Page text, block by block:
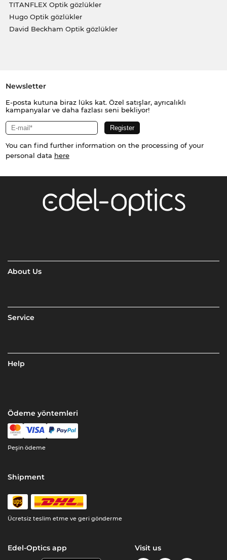
TITANFLEX Optik gözlükler
Hugo Optik gözlükler
David Beckham Optik gözlükler
Newsletter
E-posta kutuna biraz lüks kat. Özel satışlar, ayrıcalıklı
kampanyalar ve daha fazlası seni bekliyor!
You can find further information on the processing of your
personal data here
About Us
Service
Help
Ödeme yöntemleri
Peşin ödeme
Shipment
Ücretsiz teslim etme ve geri gönderme
Edel-Optics app Visit us